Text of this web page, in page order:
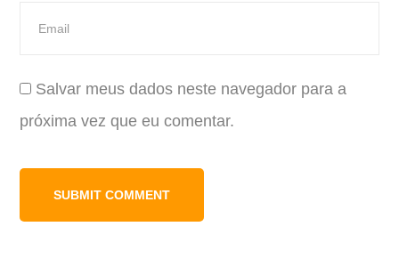
Salvar meus dados neste navegador para a
próxima vez que eu comentar.